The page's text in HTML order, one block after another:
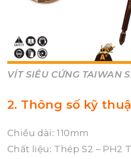
VÍT SIÊU CỨNG TAIWAN
2. Thông số kỹ
Chiều dài: 110mm
Chất liệu: Thép S2 – PH2